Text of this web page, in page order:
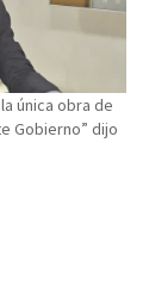
única obra de
Gobierno” dijo